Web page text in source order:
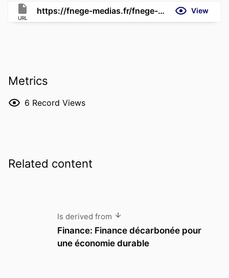
URL
https://fnege-medias.fr/fnege-video/finance-decarbonee-pour-une-economie-durable-les-financements-decarbones/ View
Metrics
6 Record Views
Related content
Is derived from
Finance: Finance décarbonée pour
une économie durable